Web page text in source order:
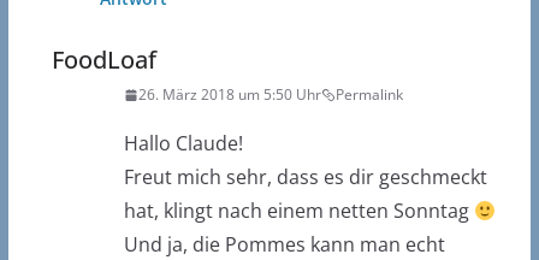
FoodLoaf
26. März 2018 um 5:50 Uhr Permalink
Hallo Claude!
Freut mich sehr, dass es dir geschmeckt
hat, klingt nach einem netten Sonntag
Und ja, die Pommes kann man echt